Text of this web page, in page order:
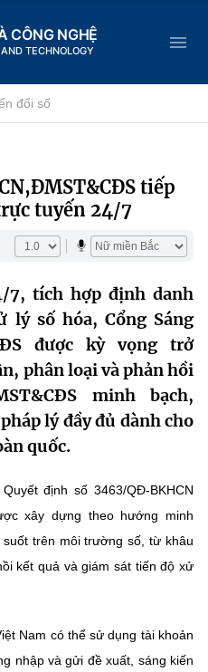
CÔNG NGHỆ
TECHNOLOGY
lượng
thảo VBQPPL
đổi số
tiếp
tuyến 24/7
7, tích hợp định danh
lý số hóa, Cổng Sáng
được kỳ vọng trở
phân loại và phản hồi
minh bạch,
lý đầy đủ dành cho
quốc.
định số 3463/QĐ-BKHCN
xây dựng theo hướng minh
trên môi trường số, từ khâu
kết quả và giám sát tiến độ xử
Nam có thể sử dụng tài khoản
nhập và gửi đề xuất, sáng kiến